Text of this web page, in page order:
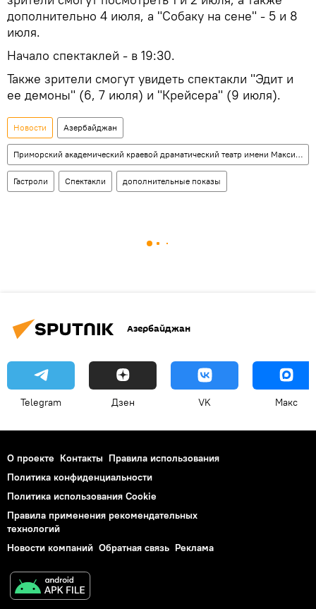
дополнительно 4 июля, а "Собаку на сене" - 5 и 8
июля.
Начало спектаклей - в 19:30.
Также зрители смогут увидеть спектакли "Эдит и
ее демоны" (6, 7 июля) и "Крейсера" (9 июля).
Новости Азербайджан
Приморский академический краевой драматический театр имени Максима Горького
Гастроли Спектакли дополнительные показы
Азербайджан
Telegram Дзен VK Макс
О проекте Контакты Правила использования
Политика конфиденциальности
Политика использования Cookie
Правила применения рекомендательных
технологий
Новости компаний Обратная связь Реклама